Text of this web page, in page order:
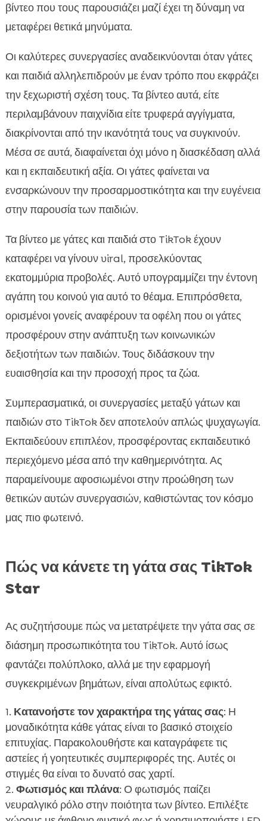
βίντεο που τους παρουσιάζει μαζί έχει τη δύναμη να
μεταφέρει θετικά μηνύματα.
Οι καλύτερες συνεργασίες αναδεικνύονται όταν γάτες
και παιδιά αλληλεπιδρούν με έναν τρόπο που εκφράζει
την ξεχωριστή σχέση τους. Τα βίντεο αυτά, είτε
περιλαμβάνουν παιχνίδια είτε τρυφερά αγγίγματα,
διακρίνονται από την ικανότητά τους να συγκινούν.
Μέσα σε αυτά, διαφαίνεται όχι μόνο η διασκέδαση αλλά
και η εκπαιδευτική αξία. Οι γάτες φαίνεται να
ενσαρκώνουν την προσαρμοστικότητα και την ευγένεια
στην παρουσία των παιδιών.
Τα βίντεο με γάτες και παιδιά στο TikTok έχουν
καταφέρει να γίνουν viral, προσελκύοντας
εκατομμύρια προβολές. Αυτό υπογραμμίζει την έντονη
αγάπη του κοινού για αυτό το θέαμα. Επιπρόσθετα,
ορισμένοι γονείς αναφέρουν τα οφέλη που οι γάτες
προσφέρουν στην ανάπτυξη των κοινωνικών
δεξιοτήτων των παιδιών. Τους διδάσκουν την
ευαισθησία και την προσοχή προς τα ζώα.
Συμπερασματικά, οι συνεργασίες μεταξύ γάτων και
παιδιών στο TikTok δεν αποτελούν απλώς ψυχαγωγία.
Εκπαιδεύουν επιπλέον, προσφέροντας εκπαιδευτικό
περιεχόμενο μέσα από την καθημερινότητα. Ας
παραμείνουμε αφοσιωμένοι στην προώθηση των
θετικών αυτών συνεργασιών, καθιστώντας τον κόσμο
μας πιο φωτεινό.
Πώς να κάνετε τη γάτα σας TikTok
Star
Ας συζητήσουμε πώς να μετατρέψετε την γάτα σας σε
διάσημη προσωπικότητα του TikTok. Αυτό ίσως
φαντάζει πολύπλοκο, αλλά με την εφαρμογή
συγκεκριμένων βημάτων, είναι απολύτως εφικτό.
Κατανοήστε τον χαρακτήρα της γάτας σας: Η
μοναδικότητα κάθε γάτας είναι το βασικό στοιχείο
επιτυχίας. Παρακολουθήστε και καταγράφετε τις
αστείες ή γοητευτικές συμπεριφορές της. Αυτές οι
στιγμές θα είναι το δυνατό σας χαρτί.
Φωτισμός και πλάνα: Ο φωτισμός παίζει
νευραλγικό ρόλο στην ποιότητα των βίντεο. Επιλέξτε